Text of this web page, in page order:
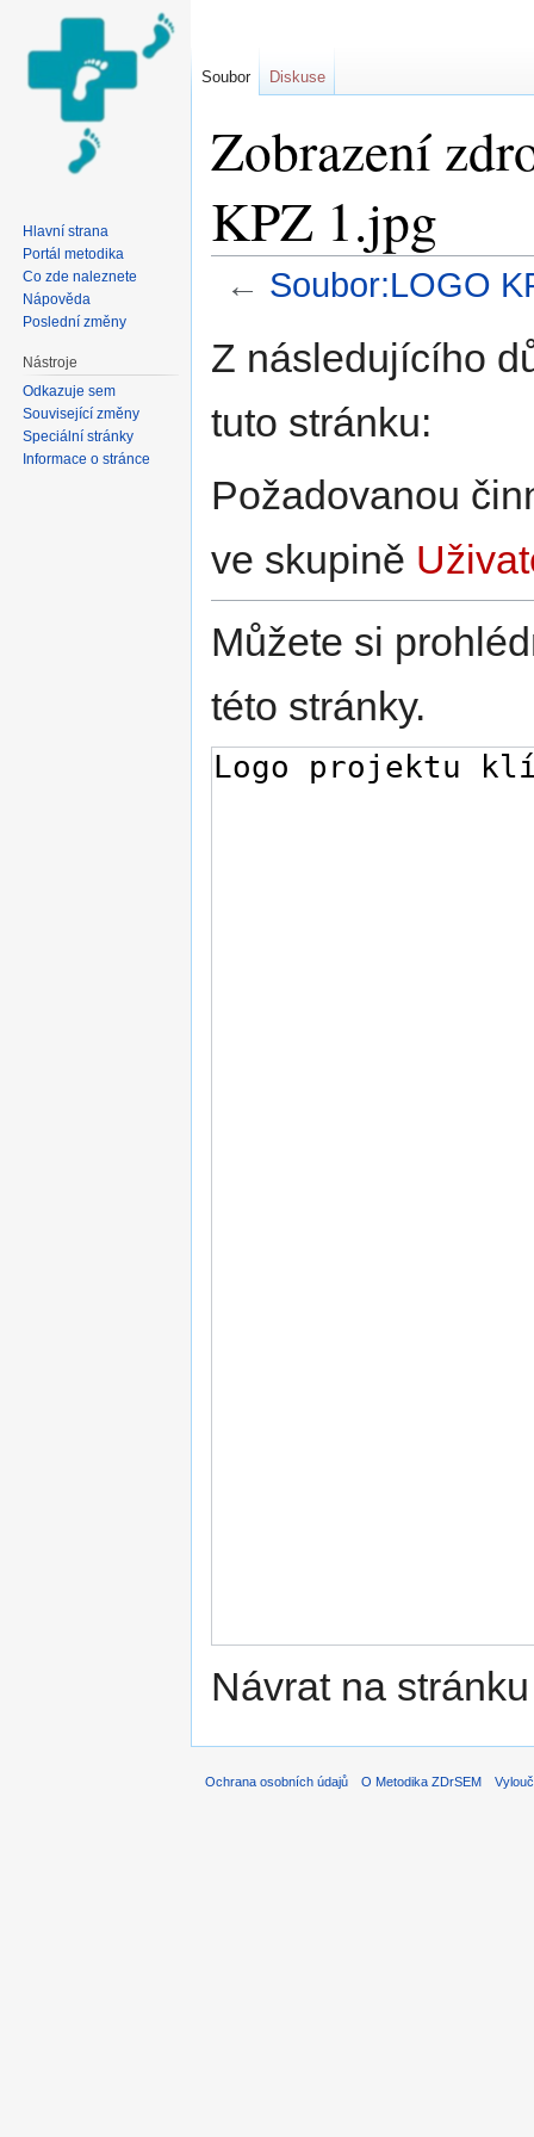
Zobrazení
KPZ 1.jpg
← Soubor:LOGO
Z následujícího
tuto stránku:
Požadovanou
ve skupině
Můžete si
této stránky.
Návrat na stránku
Soubor Diskuse
Hlavní strana
Portál metodika
Co zde naleznete
Nápověda
Poslední změny
Nástroje
Odkazuje sem
Související změny
Speciální stránky
Informace o stránce
Ochrana osobních údajů O Metodika ZDrSEM